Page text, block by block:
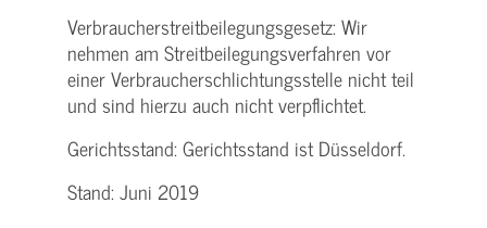
Verbraucher­streitbeilegungs­gesetz: Wir
nehmen am Streit­beilegungs­verfahren vor
einer Verbraucher­schlichtungs­stelle nicht teil
und sind hierzu auch nicht verpflichtet.
Gerichtsstand: Gerichtsstand ist Düsseldorf.
Stand: Juni 2019